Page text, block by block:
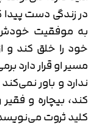
در زندگی دست پیدا
به موفقیت خودش
خود را خلق کند
مسیر او قرار دارد
ندارد و باور
کند، بیچاره و
کلید ثروت